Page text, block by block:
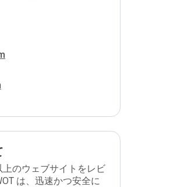
のウェブサイトをレビ
は、迅速かつ安全に